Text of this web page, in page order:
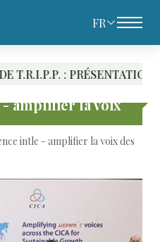
FR
PRÉSENTATION DES
amplifier la voix
intle - amplifier la voix des